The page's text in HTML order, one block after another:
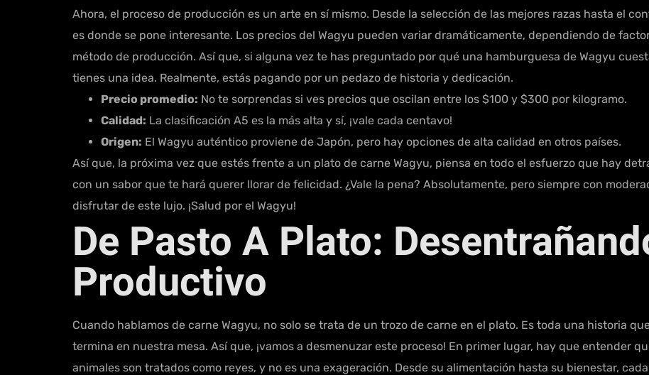
Ahora, el proceso de producción es un arte en sí mismo. Desde la selección de las mejores razas hasta el
es donde se pone interesante. Los precios del Wagyu pueden variar dramáticamente, dependiendo de
método de producción. Así que, si alguna vez te has preguntado por qué una hamburguesa de Wagyu
tienes una idea. Realmente, estás pagando por un pedazo de historia y dedicación.
Precio promedio: No te sorprendas si ves precios que oscilan entre los $100 y $300 por kilogramo.
Calidad: La clasificación A5 es la más alta y sí, ¡vale cada centavo!
Origen: El Wagyu auténtico proviene de Japón, pero hay opciones de alta calidad en otros países.
Así que, la próxima vez que estés frente a un plato de carne Wagyu, piensa en todo el esfuerzo que hay
con un sabor que te hará querer llorar de felicidad. ¿Vale la pena? Absolutamente, pero siempre con
disfrutar de este lujo. ¡Salud por el Wagyu!
De Pasto A Plato:
Productivo
Cuando hablamos de carne Wagyu, no solo se trata de un trozo de carne en el plato. Es toda una historia
termina en nuestra mesa. Así que, ¡vamos a desmenuzar este proceso! En primer lugar, hay que entender
animales son tratados como reyes, y no es una exageración. Desde su alimentación hasta su bienestar,